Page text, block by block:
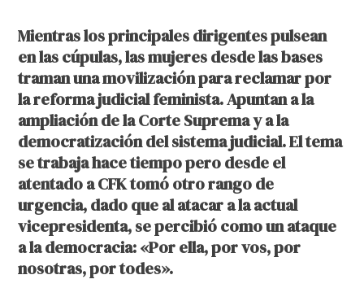
Mientras los principales dirigentes pulsean
en las cúpulas, las mujeres desde las bases
traman una movilización para reclamar por
la reforma judicial feminista. Apuntan a la
ampliación de la Corte Suprema y a la
democratización del sistema judicial. El tema
se trabaja hace tiempo pero desde el
atentado a CFK tomó otro rango de
urgencia, dado que al atacar a la actual
vicepresidenta, se percibió como un ataque
a la democracia: «Por ella, por vos, por
nosotras, por todes».